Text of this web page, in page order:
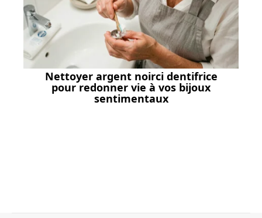
Nettoyer argent noirci dentifrice
pour redonner vie à vos bijoux
sentimentaux